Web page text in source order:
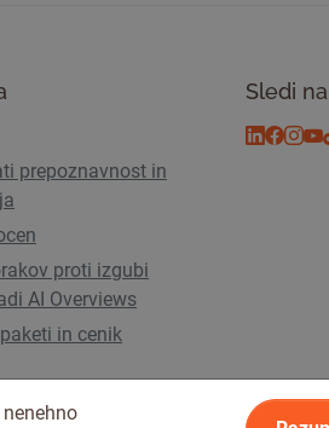
prepoznavnost in
proti izgubi
AI Overviews
in cenik
Sledi